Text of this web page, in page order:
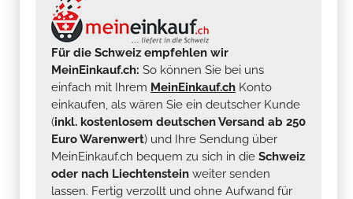
Für die Schweiz empfehlen wir
MeinEinkauf.ch: So können Sie bei uns
einfach mit Ihrem MeinEinkauf.ch Konto
einkaufen, als wären Sie ein deutscher Kunde
(inkl. kostenlosem deutschen Versand ab 250
Euro Warenwert) und Ihre Sendung über
MeinEinkauf.ch bequem zu sich in die Schweiz
oder nach Liechtenstein weiter senden
lassen. Fertig verzollt und ohne Aufwand für